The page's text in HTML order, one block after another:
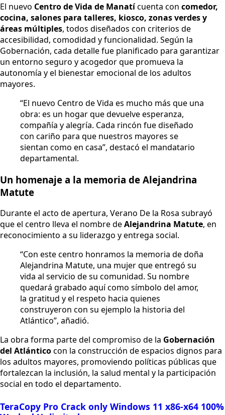
El nuevo Centro de Vida de Manatícuenta con comedor,
cocina, salones para talleres, kiosco, zonas verdes y
áreas múltiples, todos diseñados con criterios de
accesibilidad, comodidad y funcionalidad. Según la
Gobernación, cada detalle fue planificado para garantizar
un entorno seguro y acogedor que promueva la
autonomía y el bienestar emocional de los adultos
mayores.
“El nuevo Centro de Vida es mucho más que una
obra: es un hogar que devuelve esperanza,
compañía y alegría. Cada rincón fue diseñado
con cariño para que nuestros mayores se
sientan como en casa”, destacó el mandatario
departamental.
Un homenaje a la memoria de Alejandrina
Matute
Durante el acto de apertura, Verano De la Rosa subrayó
que el centro lleva el nombre deAlejandrina Matute, en
reconocimiento a su liderazgo y entrega social.
“Con este centro honramos la memoria de doña
Alejandrina Matute, una mujer que entregó su
vida al servicio de su comunidad. Su nombre
quedará grabado aquí como símbolo del amor,
la gratitud y el respeto hacia quienes
construyeron con su ejemplo la historia del
Atlántico”, añadió.
La obra forma parte del compromiso de la Gobernación
del Atlánticocon la construcción de espacios dignos para
los adultos mayores, promoviendo políticas públicas que
fortalezcan la inclusión, la salud mental y la participación
social en todo el departamento.
TeraCopy Pro Crack only Windows 11 x86-x64 100%